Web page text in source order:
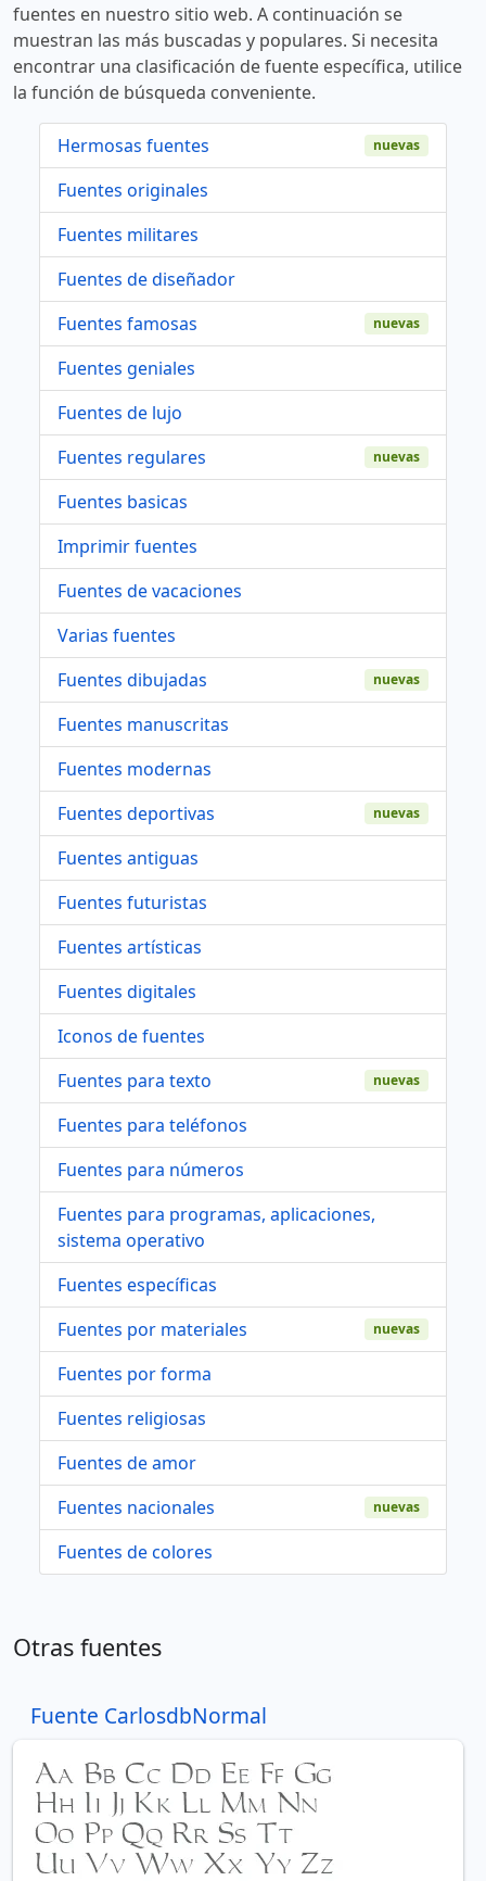
fuentes en nuestro sitio web. A continuación se
muestran las más buscadas y populares. Si necesita
encontrar una clasificación de fuente específica, utilice
la función de búsqueda conveniente.
Hermosas fuentes nuevas
Fuentes originales
Fuentes militares
Fuentes de diseñador
Fuentes famosas
nuevas
Fuentes geniales
Fuentes de lujo
Fuentes regulares
nuevas
Fuentes basicas
Imprimir fuentes
Fuentes de vacaciones
Varias fuentes
Fuentes dibujadas
nuevas
Fuentes manuscritas
Fuentes modernas
Fuentes deportivas
nuevas
Fuentes antiguas
Fuentes futuristas
Fuentes artísticas
Fuentes digitales
Iconos de fuentes
Fuentes para texto
nuevas
Fuentes para teléfonos
Fuentes para números
Fuentes para programas, aplicaciones,
sistema operativo
Fuentes específicas
Fuentes por materiales
nuevas
Fuentes por forma
Fuentes religiosas
Fuentes de amor
Fuentes nacionales
nuevas
Fuentes de colores
Otras fuentes
Fuente CarlosdbNormal